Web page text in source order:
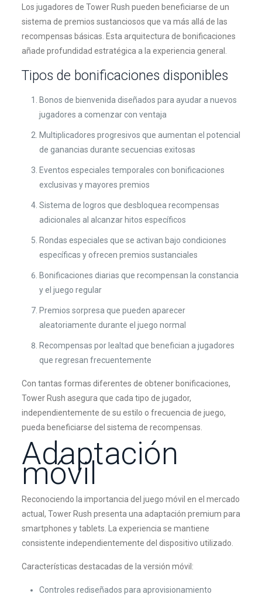
Los jugadores de Tower Rush pueden beneficiarse de un
sistema de premios sustanciosos que va más allá de las
recompensas básicas. Esta arquitectura de bonificaciones
añade profundidad estratégica a la experiencia general.
Tipos de bonificaciones disponibles
Bonos de bienvenida diseñados para ayudar a nuevos
jugadores a comenzar con ventaja
Multiplicadores progresivos que aumentan el potencial
de ganancias durante secuencias exitosas
Eventos especiales temporales con bonificaciones
exclusivas y mayores premios
Sistema de logros que desbloquea recompensas
adicionales al alcanzar hitos específicos
Rondas especiales que se activan bajo condiciones
específicas y ofrecen premios sustanciales
Bonificaciones diarias que recompensan la constancia
y el juego regular
Premios sorpresa que pueden aparecer
aleatoriamente durante el juego normal
Recompensas por lealtad que benefician a jugadores
que regresan frecuentemente
Con tantas formas diferentes de obtener bonificaciones,
Tower Rush asegura que cada tipo de jugador,
independientemente de su estilo o frecuencia de juego,
pueda beneficiarse del sistema de recompensas.
Adaptación
móvil
Reconociendo la importancia del juego móvil en el mercado
actual, Tower Rush presenta una adaptación premium para
smartphones y tablets. La experiencia se mantiene
consistente independientemente del dispositivo utilizado.
Características destacadas de la versión móvil:
Controles rediseñados para aprovisionamiento